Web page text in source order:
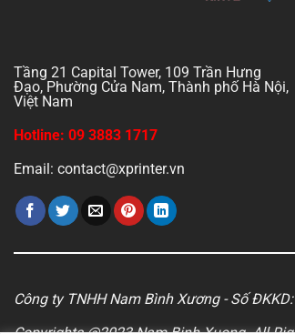
Tầng 21 Capital Tower, 109 Trần Hưng
Đạo, Phường Cửa Nam, Thành phố Hà Nội,
Việt Nam
Hotline: 09 3883 1717
Email: contact@xprinter.vn
Công ty TNHH Nam Bình Xương - Số